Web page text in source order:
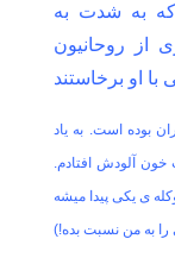
که به شدت به
از روحانیون
بوده است. به یاد
خون آلودش افتادم.
ی یکی پیدا میشه
به من نسبت بده!)